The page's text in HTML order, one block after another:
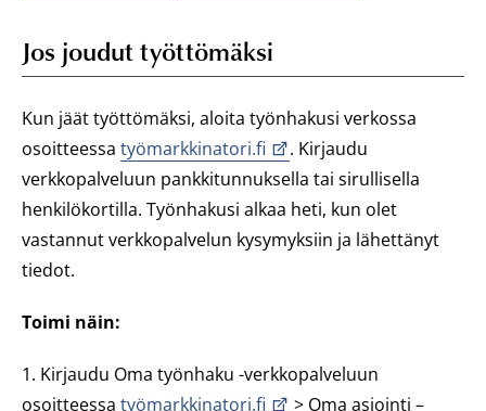
Jos joudut työttömäksi
Kun jäät työttömäksi, aloita työnhakusi verkossa
osoitteessa työmarkkinatori.fi
. Kirjaudu
verkkopalveluun pankkitunnuksella tai sirullisella
henkilökortilla. Työnhakusi alkaa heti, kun olet
vastannut verkkopalvelun kysymyksiin ja lähettänyt
tiedot.
Toimi näin:
1. Kirjaudu Oma työnhaku -verkkopalveluun
osoitteessa työmarkkinatori.fi
> Oma asiointi –